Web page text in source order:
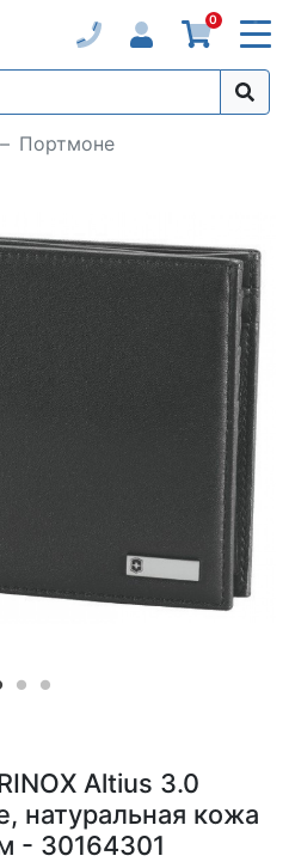
0
Портмоне
Altius 3.0
натуральная кожа
- 30164301